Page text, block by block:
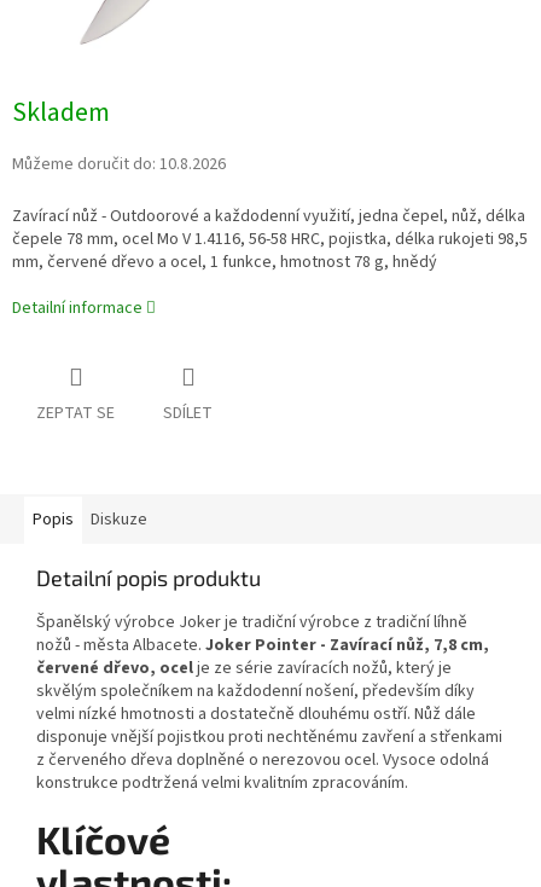
Skladem
Můžeme doručit do: 10.8.2026
Zavírací nůž - Outdoorové a každodenní využití, jedna čepel, nůž, délka
čepele 78 mm, ocelMo V 1.4116, 56-58 HRC, pojistka, délka rukojeti 98,5
mm, červené dřevo a ocel, 1 funkce, hmotnost 78 g, hnědý
Detailní informace
ZEPTAT SE SDÍLET
Popis Diskuze
Detailní popis produktu
Španělský výrobce Joker je tradiční výrobce z tradiční líhně
nožů - města Albacete. Joker Pointer - Zavírací nůž, 7,8 cm,
červené dřevo, ocelje ze série zavíracích nožů, který je
skvělým společníkem na každodenní nošení, především díky
velmi nízké hmotnosti a dostatečně dlouhému ostří. Nůž dále
disponuje vnější pojistkou proti nechtěnému zavření a střenkami
z červeného dřeva doplněné o nerezovou ocel. Vysoce odolná
konstrukce podtržená velmi kvalitním zpracováním.
Klíčové